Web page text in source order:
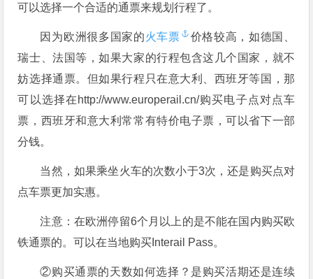
可以选择一个合适的通票来规划行程了。
因为欧洲很多国家的火车票
价格较高，如德国、
瑞士、法国等，如果大家的行程包含这几个国家，就不
妨选择通票。但如果行程只在意大利、西班牙等国，那
可以选择在http://www.europerail.cn/购买电子点对点车
票，西班牙和意大利常常有特价电子票，可以省下一部
分钱。
当然，如果乘坐火车的次数小于3次，还是购买点对
点车票更加实惠。
注意：在欧洲停留6个月以上的是不能在国内购买欧
铁通票的。可以在当地购买Interail Pass。
②购买通票的天数如何选择？是购买活期还是连续